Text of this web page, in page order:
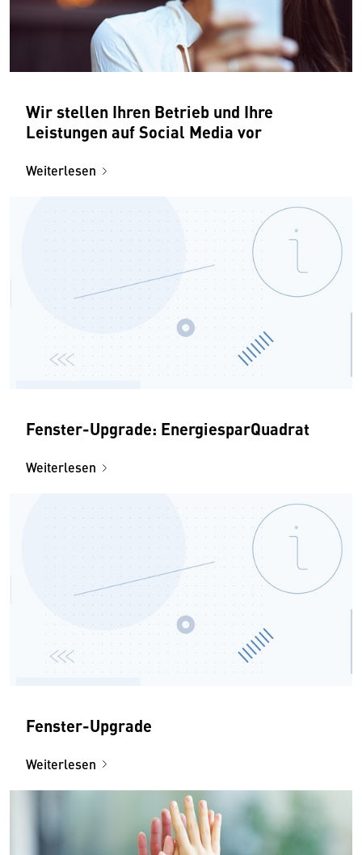
Wir stellen Ihren Betrieb und Ihre
Leistungen auf Social Media vor
Weiterlesen
Fenster-Upgrade: EnergiesparQuadrat
Weiterlesen
Fenster-Upgrade
Weiterlesen